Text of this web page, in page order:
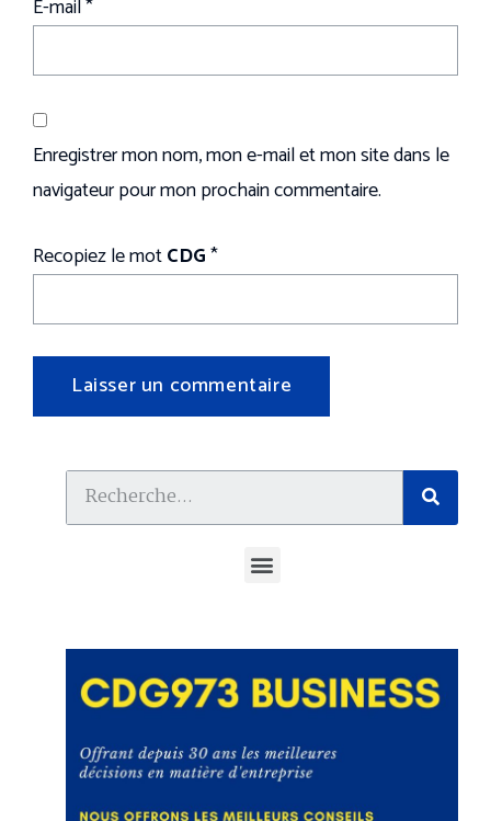
E-mail*
Enregistrer mon nom, mon e-mail et mon site dans le
navigateur pour mon prochain commentaire.
Recopiez le motCDG*